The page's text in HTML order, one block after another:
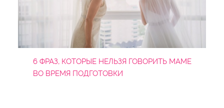
6 ФРАЗ, КОТОРЫЕ НЕЛЬЗЯ ГОВОРИТЬ МАМЕ
ВО ВРЕМЯ ПОДГОТОВКИ